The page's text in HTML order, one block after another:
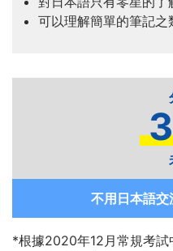
可以理解簡單的筆記之
不用日本語交
*根據2020年12月常規考